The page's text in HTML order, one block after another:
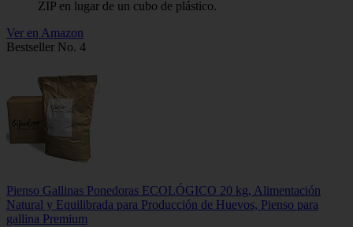
ZIP en lugar de un cubo de plástico.
Ver en Amazon
Bestseller No. 4
Pienso Gallinas Ponedoras ECOLÓGICO 20 kg, Alimentación
Natural y Equilibrada para Producción de Huevos, Pienso para
gallina Premium